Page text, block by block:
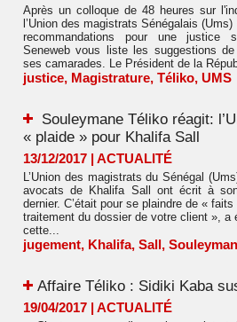
Après un colloque de 48 heures sur
l’Union des magistrats Sénégalais
recommandations pour une justice
Seneweb vous liste les suggestions
ses camarades. Le Président de la
justice, Magistrature, Téliko, UMS
Souleymane Téliko réagit:
« plaide » pour Khalifa Sall
13/12/2017 | ACTUALITÉ
L’Union des magistrats du Sénégal
avocats de Khalifa Sall ont écrit à
dernier. C’était pour se plaindre de «
traitement du dossier de votre client », a
cette...
jugement, Khalifa, Sall,
​Affaire Téliko : Sidiki Kaba
19/04/2017 | ACTUALITÉ